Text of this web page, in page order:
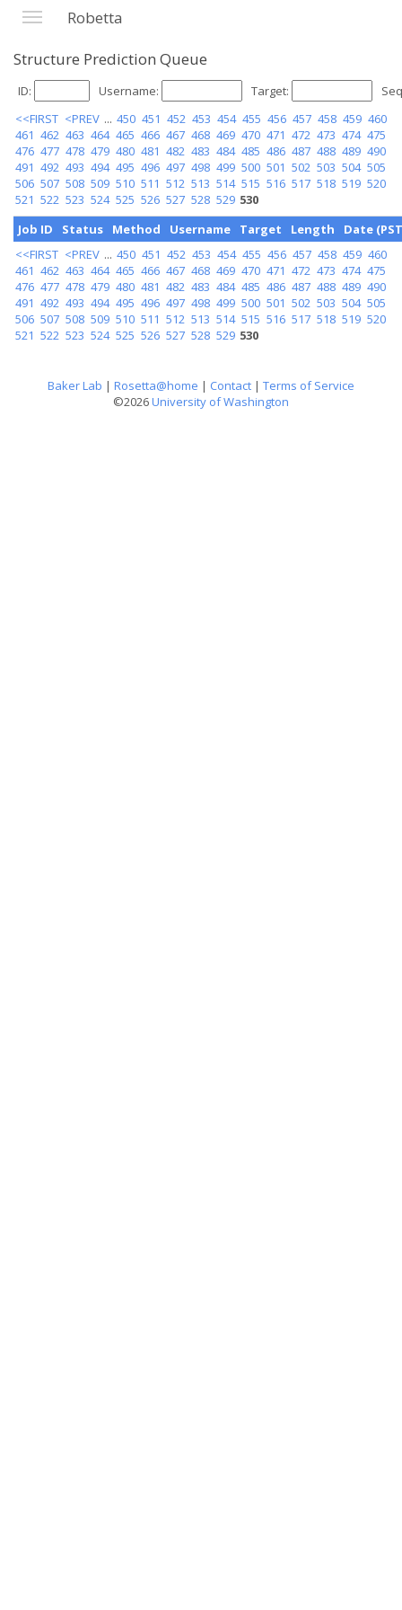
Robetta
Structure Prediction Queue
ID: Username: Target:
<<FIRST <PREV ... 450 451 452 453 454 455 456 457 458 459 460
461 462 463 464 465 466 467 468 469 470 471 472 473 474 475
476 477 478 479 480 481 482 483 484 485 486 487 488 489 490
491 492 493 494 495 496 497 498 499 500 501 502 503 504 505
506 507 508 509 510 511 512 513 514 515 516 517 518 519 520
521 522 523 524 525 526 527 528 529 530
Job ID
Status Method Username Target Length
Date
<<FIRST <PREV ... 450 451 452 453 454 455 456 457 458 459 460
461 462 463 464 465 466 467 468 469 470 471 472 473 474 475
476 477 478 479 480 481 482 483 484 485 486 487 488 489 490
491 492 493 494 495 496 497 498 499 500 501 502 503 504 505
506 507 508 509 510 511 512 513 514 515 516 517 518 519 520
521 522 523 524 525 526 527 528 529 530
Baker Lab | Rosetta@home | Contact | Terms of Service
©2026University of Washington